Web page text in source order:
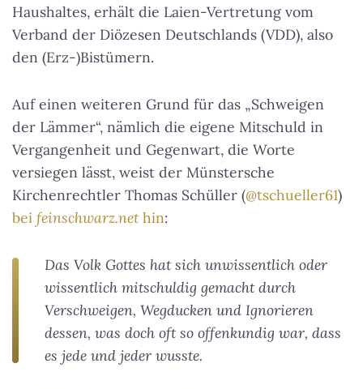
Haushaltes, erhält die Laien-Vertretung vom
Verband der Diözesen Deutschlands (VDD), also
den (Erz-)Bistümern.
Auf einen weiteren Grund für das „Schweigen
der Lämmer“, nämlich die eigene Mitschuld in
Vergangenheit und Gegenwart, die Worte
versiegen lässt, weist der Münstersche
Kirchenrechtler Thomas Schüller (@tschueller61)
bei feinschwarz.nethin:
Das Volk Gottes hat sich unwissentlich oder
wissentlich mitschuldig gemacht durch
Verschweigen, Wegducken und Ignorieren
dessen, was doch oft so offenkundig war, dass
es jede und jeder wusste.